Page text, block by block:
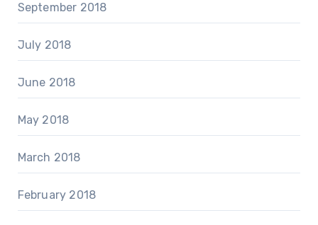
September 2018
July 2018
June 2018
May 2018
March 2018
February 2018